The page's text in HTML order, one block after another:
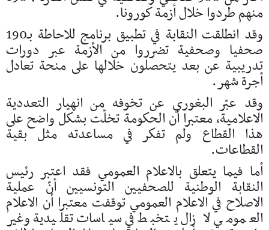
منهم طردوا خلال أزمة كورونا.
وقد انطلقت النقابة في تطبيق برنامج للاحاطة بـ190
صحفيا وصحفية تضرروا من الأزمة عبر دورات
تدريبية عن بعد يتحصلون خلالها على منحة تعادل
أجرة شهر.
وقد عبّر البغوري عن تخوفه من انهيار التعددية
الاعلامية، معتبرا أن الحكومة تخلّت بشكل واضح على
هذا القطاع ولم تفكر في مساعدته مثل بقية
القطاعات.
أما فيما يتعلق بالاعلام العمومي فقد اعتبر رئيس
النقابة الوطنية للصحفيين التونسيين أنّ عملية
الاصلاح في الاعلام العمومي توقفت معتبرا أن الاعلام
العمومي لا زال يتخبط في سياسات تقليدية وغير